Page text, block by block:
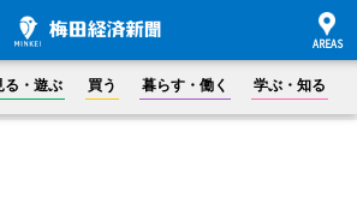
る・遊ぶ 買う 暮らす・働く 学ぶ・知る